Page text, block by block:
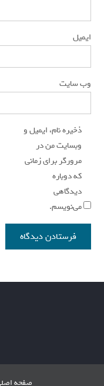
ایمیل*
وب‌ سایت
ذخیره نام، ایمیل و
وبسایت من در
مرورگر برای زمانی
که دوباره
دیدگاهی
می‌نویسم.
صفحه